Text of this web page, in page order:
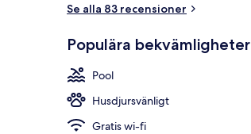
Se alla 83 recensioner
Populära bekvämligheter
Pool
Husdjursvänligt
Gratis wi-fi